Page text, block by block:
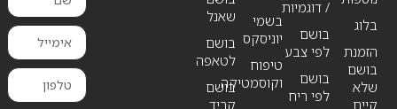
בלוג
הזמנת
בושם
שלא
קיים
בשמי
יוניסקס
טיפוח
וקוסמטיקה
/ דוגמיות
בושם
לפי צבע
בושם
לפי ריח
שאנל
בושם
לטאפה
בושם
קריד